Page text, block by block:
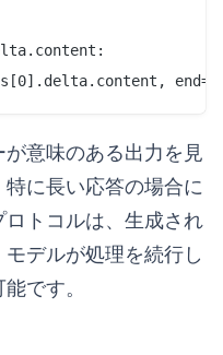
意味のある出力を見
に長い応答の場合に
トコルは、生成され
デルが処理を続行し
です。